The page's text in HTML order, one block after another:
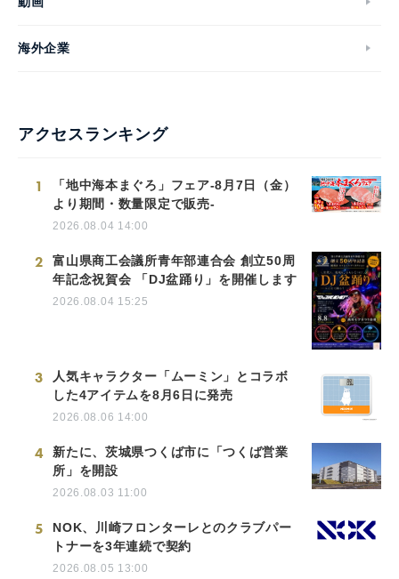
海外企業
アクセスランキング
1
「地中海本まぐろ」フェア-8月7日（金）
より期間・数量限定で販売-
2026.08.04 14:00
2
富山県商工会議所青年部連合会 創立50周
年記念祝賀会 「DJ盆踊り」を開催します
2026.08.04 15:25
3
人気キャラクター「ムーミン」とコラボ
した4アイテムを8月6日に発売
2026.08.06 14:00
4
新たに、茨城県つくば市に「つくば営業
所」を開設
2026.08.03 11:00
5
NOK、川崎フロンターレとのクラブパー
トナーを3年連続で契約
2026.08.05 13:00